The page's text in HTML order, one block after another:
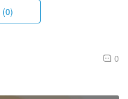
(0)
0